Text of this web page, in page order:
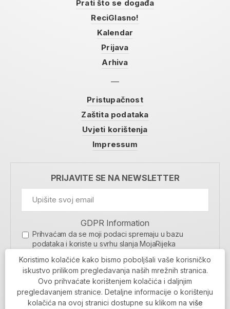
Prati što se događa
ReciGlasno!
Kalendar
Prijava
Arhiva
Pristupačnost
Zaštita podataka
Uvjeti korištenja
Impressum
PRIJAVITE SE NA NEWSLETTER
GDPR Information
Prihvaćam da se moji podaci spremaju u bazu
podataka i koriste u svrhu slanja MojaRijeka
MOJARIJEKA NEWSLETTER
PRIJAVI SE
Koristimo kolačiće kako bismo poboljšali vaše korisničko
iskustvo prilikom pregledavanja naših mrežnih stranica.
Ovo prihvaćate korištenjem kolačića i daljnjim
pregledavanjem stranice. Detaljne informacije o korištenju
kolačića na ovoj stranici dostupne su klikom na više